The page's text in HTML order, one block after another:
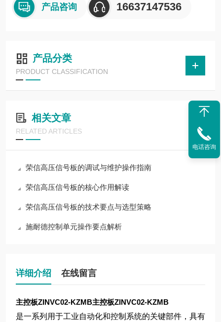
产品咨询 16637147536
产品分类
PRODUCT CLASSIFICATION
相关文章
RELATED ARTICLES
荣信高压信号板的调试与维护操作指南
荣信高压信号板的核心作用解读
荣信高压信号板的技术要点与选型策略
施耐德控制单元操作要点解析
详细介绍 在线留言
主控板ZINVC02-KZMB主控板ZINVC02-KZMB
是一系列用于工业自动化和控制系统的关键部件，具有
电话咨询